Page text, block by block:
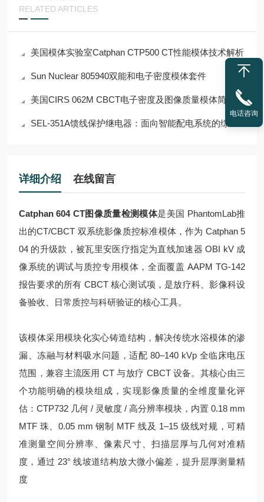
RELATED ARTICLES
美国模体实验室Catphan CTP500 CT性能模体技术解析
Sun Nuclear 805940双能和电子密度模体套件
美国CIRS 062M CBCT电子密度及图像质量模体简介
SEL-351A馈线保护继电器：面向智能配电系统的综合保护与自动化解决方案
详细介绍 在线留言
Catphan 604 CT图像质量检测模体是美国 PhantomLab推
出的CT/CBCT 双系统影像质控标准模体，作为 Catphan 5
04 的升级款，被瓦里安医疗指定为直线加速器 OBI kV 成
像系统的调试与质控专用模体，全面覆盖 AAPM TG-142
报告要求的所有 CBCT 核心测试项，是放疗科、影像科设
备验收、日常质控与科研验证的核心工具。
该模体采用模块化实心铸造结构，解决传统水浴模体的渗
漏、冻融与材料吸水问题，适配 80–140 kVp 全临床电压
范围，兼容主流医用 CT 与放疗 CBCT 设备。其核心由三
个功能明确的模块组成，实现影像质量的全维度量化评
估：CTP732 几何 / 灵敏度 / 高分辨率模块，内置 0.18 mm
MTF 珠、0.05 mm 钢制 MTF 线及 1–15 级线对规，可精
准测量空间分辨率、像素尺寸、扫描层厚与几何对准精
度，通过 23° 线坡道结构放大微小偏差，提升层厚测量精
度
电话咨询